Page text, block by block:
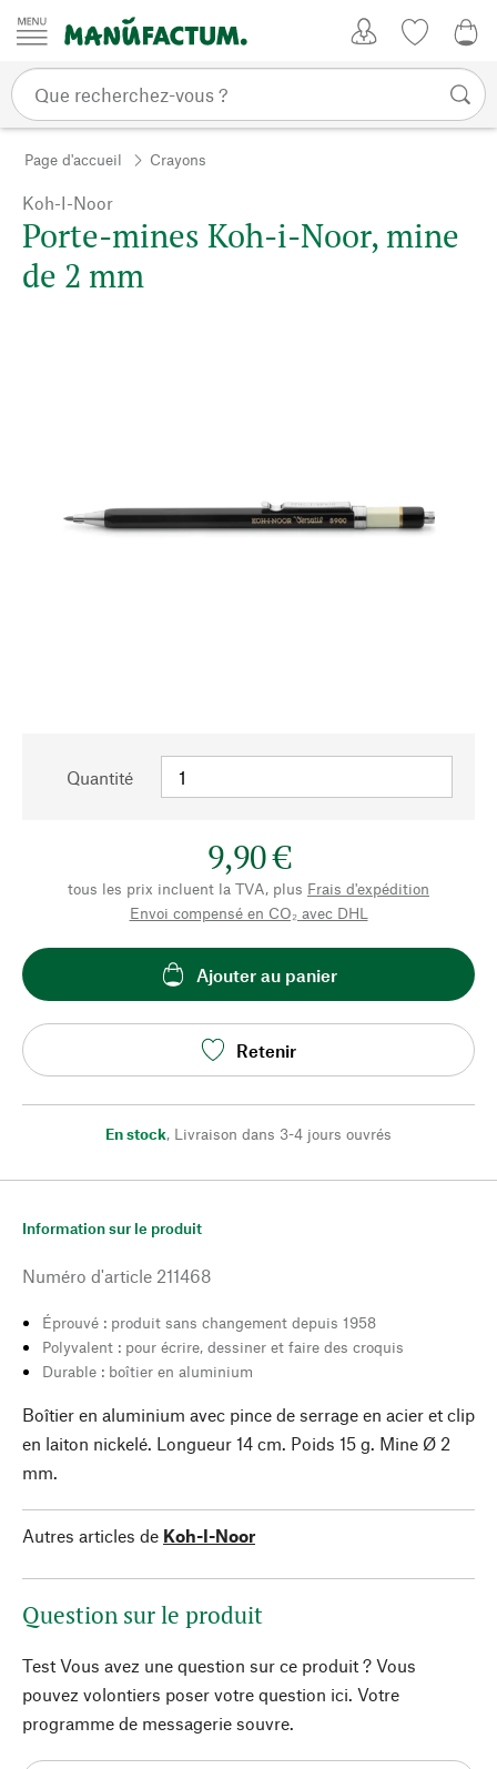
Passer au contenu
Page d'accueil Crayons
Koh-I-Noor
Porte-mines Koh-i-Noor, mine
de 2 mm
Quantité
9,90 €
tous les prix incluent la TVA, plus Frais d'expédition
Envoi compensé en CO₂ avec DHL
Ajouter au panier
Retenir
En stock, Livraison dans 3-4 jours ouvrés
Information sur le produit
Numéro d'article 211468
Éprouvé : produit sans changement depuis 1958
Polyvalent : pour écrire, dessiner et faire des croquis
Durable : boîtier en aluminium
Boîtier en aluminium avec pince de serrage en acier et clip
en laiton nickelé. Longueur 14 cm. Poids 15 g. Mine Ø 2
mm.
Autres articles de Koh-I-Noor
Question sur le produit
Test Vous avez une question sur ce produit ? Vous
pouvez volontiers poser votre question ici. Votre
programme de messagerie souvre.